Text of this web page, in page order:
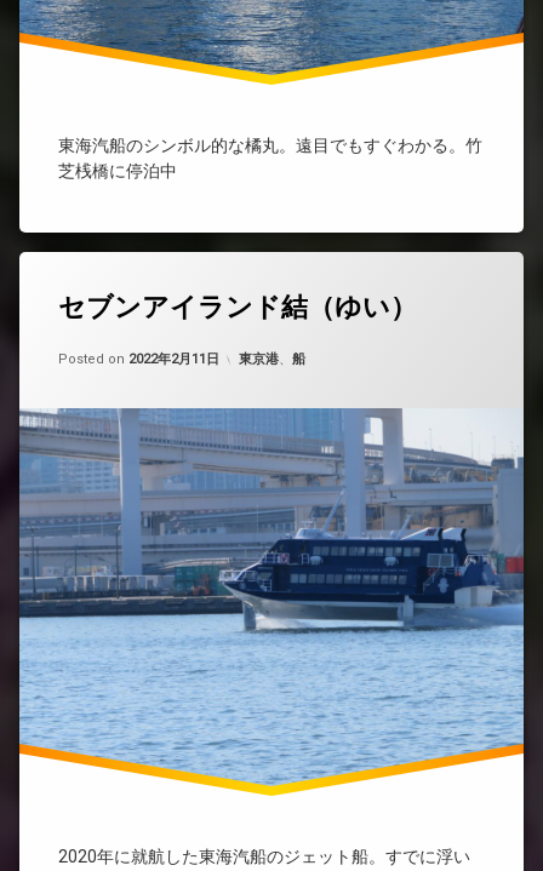
東海汽船のシンボル的な橘丸。遠目でもすぐわかる。竹
芝桟橋に停泊中
セブンアイランド結（ゆい）
Posted on 2022年2月11日
Updated on
by nobue
カテゴリー:
東京港、 船
2020年に就航した東海汽船のジェット船。すでに浮い